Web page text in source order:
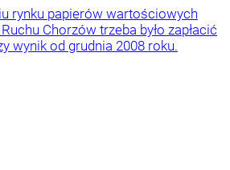
rynku papierów wartościowych
Chorzów trzeba było zapłacić
wynik od grudnia 2008 roku.